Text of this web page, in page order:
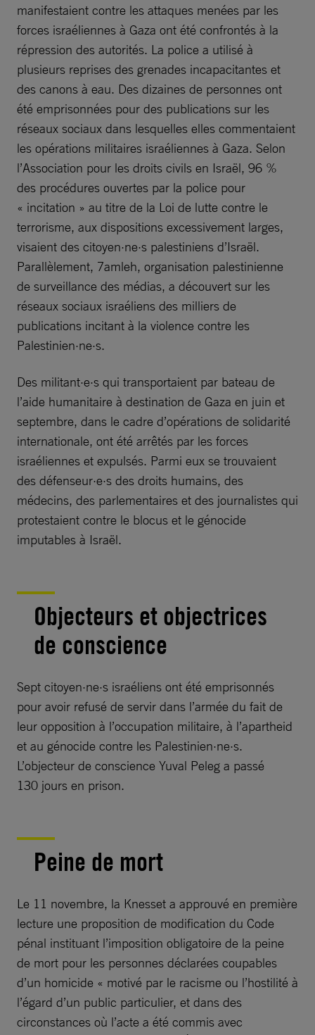
manifestaient contre les attaques menées par les
forces israéliennes à Gaza ont été confrontés à la
répression des autorités. La police a utilisé à
plusieurs reprises des grenades incapacitantes et
des canons à eau. Des dizaines de personnes ont
été emprisonnées pour des publications sur les
réseaux sociaux dans lesquelles elles commentaient
les opérations militaires israéliennes à Gaza. Selon
l’Association pour les droits civils en Israël, 96 %
des procédures ouvertes par la police pour
« incitation » au titre de la Loi de lutte contre le
terrorisme, aux dispositions excessivement larges,
visaient des citoyen·ne·s palestiniens d’Israël.
Parallèlement, 7amleh, organisation palestinienne
de surveillance des médias, a découvert sur les
réseaux sociaux israéliens des milliers de
publications incitant à la violence contre les
Palestinien·ne·s.
Des militant·e·s qui transportaient par bateau de
l’aide humanitaire à destination de Gaza en juin et
septembre, dans le cadre d’opérations de solidarité
internationale, ont été arrêtés par les forces
israéliennes et expulsés. Parmi eux se trouvaient
des défenseur·e·s des droits humains, des
médecins, des parlementaires et des journalistes qui
protestaient contre le blocus et le génocide
imputables à Israël.
Objecteurs et objectrices
de conscience
Sept citoyen·ne·s israéliens ont été emprisonnés
pour avoir refusé de servir dans l’armée du fait de
leur opposition à l’occupation militaire, à l’apartheid
et au génocide contre les Palestinien·ne·s.
L’objecteur de conscience Yuval Peleg a passé
130 jours en prison.
Peine de mort
Le 11 novembre, la Knesset a approuvé en première
lecture une proposition de modification du Code
pénal instituant l’imposition obligatoire de la peine
de mort pour les personnes déclarées coupables
d’un homicide « motivé par le racisme ou l’hostilité à
l’égard d’un public particulier, et dans des
circonstances où l’acte a été commis avec